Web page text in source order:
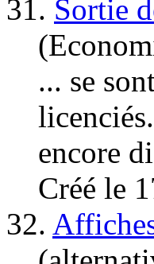
31. Sortie
... se
encore
Créé le
32.